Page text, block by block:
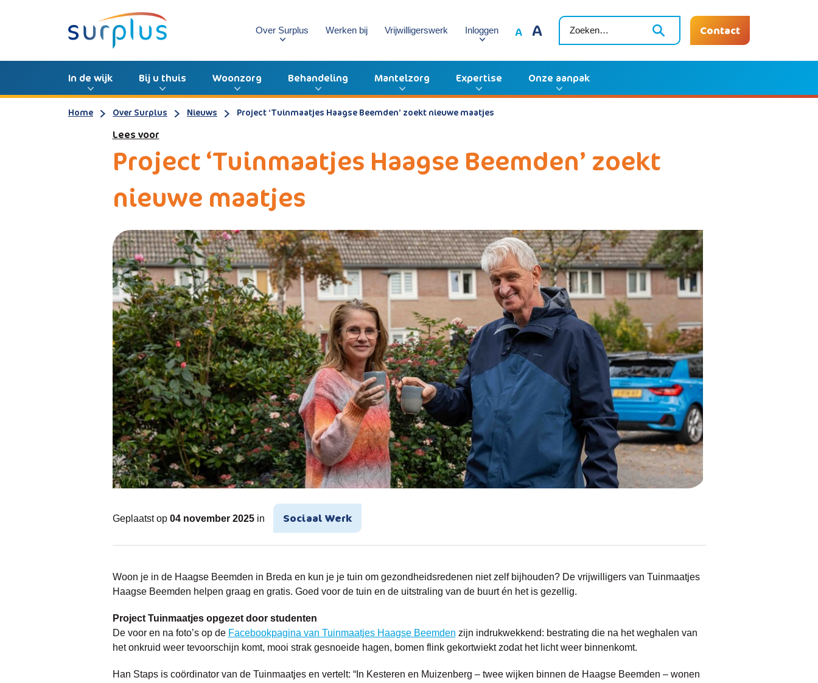
Over Surplus Werken bij Vrijwilligerswerk Inloggen A A Contact
In de wijk Bij u thuis Woonzorg Behandeling Mantelzorg Expertise Onze aanpak
Home Over Surplus Nieuws Project ‘Tuinmaatjes Haagse Beemden’ zoekt nieuwe maatjes
Lees voor
Project ‘Tuinmaatjes Haagse Beemden’ zoekt
nieuwe maatjes
Geplaatst op 04 november 2025in Sociaal Werk
Woon je in de Haagse Beemden in Breda en kun je je tuin om gezondheidsredenen niet zelf bijhouden? De vrijwilligers van Tuinmaatjes
Haagse Beemden helpen graag en gratis. Goed voor de tuin en de uitstraling van de buurt én het is gezellig.
Project Tuinmaatjes opgezet door studenten
De voor en na foto’s op de Facebookpagina van Tuinmaatjes Haagse Beemden zijn indrukwekkend: bestrating die na het weghalen van
het onkruid weer tevoorschijn komt, mooi strak gesnoeide hagen, bomen flink gekortwiekt zodat het licht weer binnenkomt.
Han Staps is coördinator van de Tuinmaatjes en vertelt: “In Kesteren en Muizenberg – twee wijken binnen de Haagse Beemden – wonen